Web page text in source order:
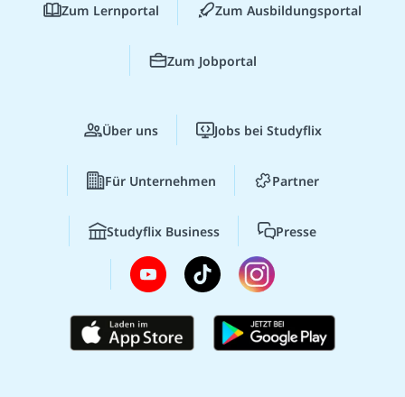
Zum Lernportal Zum Ausbildungsportal
Zum Jobportal
Über uns Jobs bei Studyflix
Für Unternehmen Partner
Studyflix Business Presse